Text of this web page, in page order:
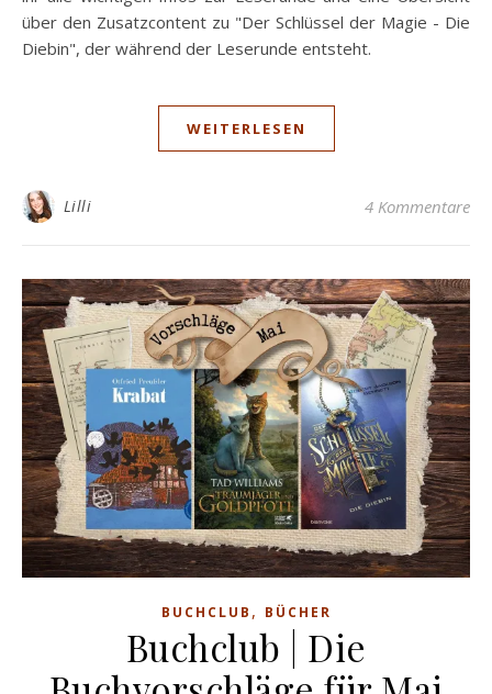
über den Zusatzcontent zu "Der Schlüssel der Magie - Die
Diebin", der während der Leserunde entsteht.
WEITERLESEN
Lilli 4 Kommentare
BUCHCLUB , BÜCHER
Buchclub | Die